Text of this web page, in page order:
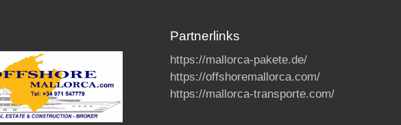
Partnerlinks
https://mallorca-pakete.de/
https://offshoremallorca.com/
https://mallorca-transporte.com/